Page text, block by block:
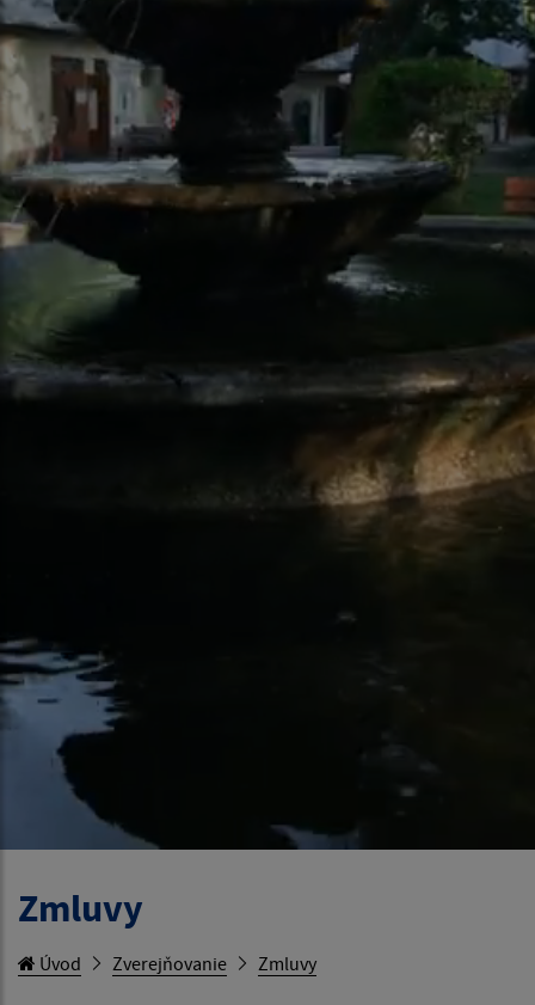
Zmluvy
Úvod Zverejňovanie Zmluvy